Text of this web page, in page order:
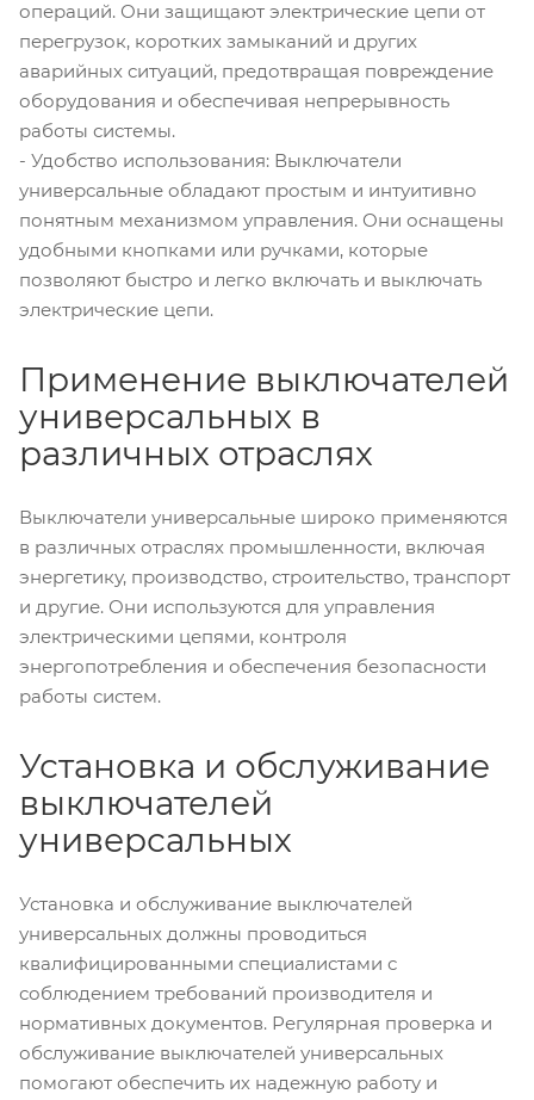
операций. Они защищают электрические цепи от
перегрузок, коротких замыканий и других
аварийных ситуаций, предотвращая повреждение
оборудования и обеспечивая непрерывность
работы системы.
- Удобство использования: Выключатели
универсальные обладают простым и интуитивно
понятным механизмом управления. Они оснащены
удобными кнопками или ручками, которые
позволяют быстро и легко включать и выключать
электрические цепи.
Применение выключателей
универсальных в
различных отраслях
Выключатели универсальные широко применяются
в различных отраслях промышленности, включая
энергетику, производство, строительство, транспорт
и другие. Они используются для управления
электрическими цепями, контроля
энергопотребления и обеспечения безопасности
работы систем.
Установка и обслуживание
выключателей
универсальных
Установка и обслуживание выключателей
универсальных должны проводиться
квалифицированными специалистами с
соблюдением требований производителя и
нормативных документов. Регулярная проверка и
обслуживание выключателей универсальных
помогают обеспечить их надежную работу и